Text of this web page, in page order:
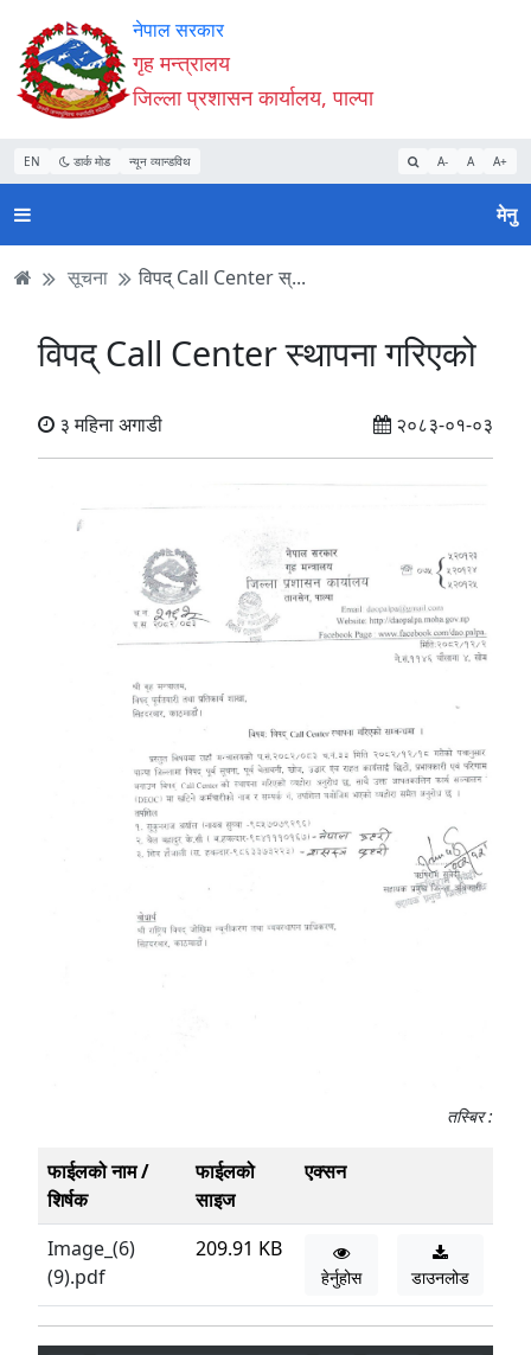
Accessibility
Mode
सुरु
गर्नुहोस्
सामाग्री
पढ्नुहाेस्
नेभिगेसन
पढ्नुहाेस्
वेबसाइट
खोजमा
जानुहोस्
नेपाल सरकार
गृह मन्त्रालय
जिल्ला प्रशासन कार्यालय, पाल्पा
EN डार्क मोड न्यून व्यान्डविथ A- A A+
मेनु
सूचना विपद् Call Center स्...
विपद् Call Center स्थापना गरिएको
३ महिना अगाडी २०८३-०१-०३
तस्बिर :
फाईलको नाम /
शिर्षक
फाईलको
साइज
एक्सन
Image_(6)
(9).pdf
209.91 KB
हेर्नुहोस डाउनलोड